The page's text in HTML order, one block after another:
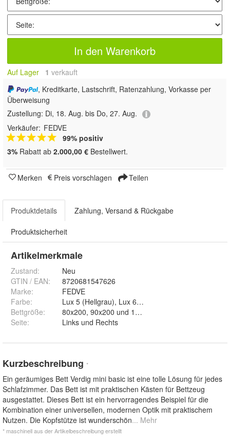
In den Warenkorb
Auf Lager 1 verkauft
, Kreditkarte, Lastschrift, Ratenzahlung, Vorkasse per
Überweisung
Zustellung: Di, 18. Aug. bis Do, 27. Aug.
Verkäufer: FEDVE
99% positiv
3% Rabatt ab 2.000,00 € Bestellwert.
Merken Preis vorschlagen Teilen
Produktdetails Zahlung, Versand & Rückgabe
Produktsicherheit
Artikelmerkmale
Zustand:
Neu
GTIN / EAN:
8720681547626
Marke:
FEDVE
Farbe:
Bettgröße:
80x200, 90x200 und 100x200
Seite: Links und Rechts
Kurzbeschreibung *
Ein geräumiges Bett Verdig mini basic ist eine tolle Lösung für jedes
Schlafzimmer. Das Bett ist mit praktischen Kästen für Bettzeug
ausgestattet. Dieses Bett ist ein hervorragendes Beispiel für die
Kombination einer universellen, modernen Optik mit praktischem
Nutzen. Die Kopfstütze ist wunderschön... Mehr
* maschinell aus der Artikelbeschreibung erstellt